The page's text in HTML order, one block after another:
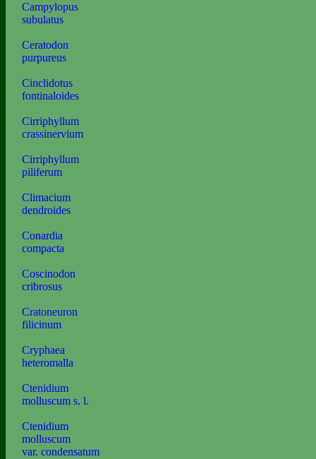
Campylopus
subulatus
Ceratodon
purpureus
Cinclidotus
fontinaloides
Cirriphyllum
crassinervium
Cirriphyllum
piliferum
Climacium
dendroides
Conardia
compacta
Coscinodon
cribrosus
Cratoneuron
filicinum
Cryphaea
heteromalla
Ctenidium
molluscum s. l.
Ctenidium
molluscum
var. condensatum